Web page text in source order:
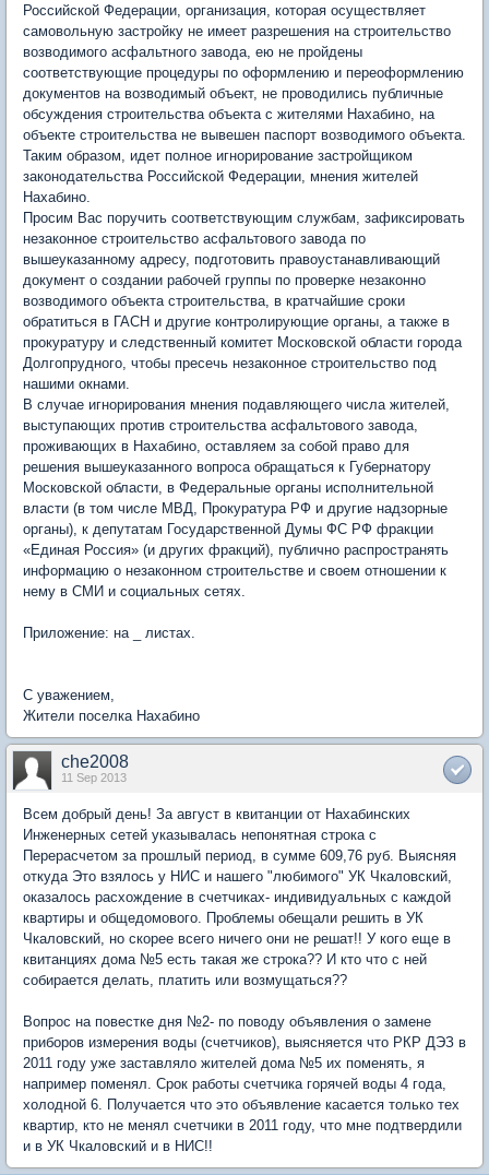
Российской Федерации, организация, которая осуществляет
самовольную застройку не имеет разрешения на строительство
возводимого асфальтного завода, ею не пройдены
соответствующие процедуры по оформлению и переоформлению
документов на возводимый объект, не проводились публичные
обсуждения строительства объекта с жителями Нахабино, на
объекте строительства не вывешен паспорт возводимого объекта.
Таким образом, идет полное игнорирование застройщиком
законодательства Российской Федерации, мнения жителей
Нахабино.
Просим Вас поручить соответствующим службам, зафиксировать
незаконное строительство асфальтового завода по
вышеуказанному адресу, подготовить правоустанавливающий
документ о создании рабочей группы по проверке незаконно
возводимого объекта строительства, в кратчайшие сроки
обратиться в ГАСН и другие контролирующие органы, а также в
прокуратуру и следственный комитет Московской области города
Долгопрудного, чтобы пресечь незаконное строительство под
нашими окнами.
В случае игнорирования мнения подавляющего числа жителей,
выступающих против строительства асфальтового завода,
проживающих в Нахабино, оставляем за собой право для
решения вышеуказанного вопроса обращаться к Губернатору
Московской области, в Федеральные органы исполнительной
власти (в том числе МВД, Прокуратура РФ и другие надзорные
органы), к депутатам Государственной Думы ФС РФ фракции
«Единая Россия» (и других фракций), публично распространять
информацию о незаконном строительстве и своем отношении к
нему в СМИ и социальных сетях.
Приложение: на _ листах.
С уважением,
Жители поселка Нахабино
che2008
11 Sep 2013
Всем добрый день! За август в квитанции от Нахабинских
Инженерных сетей указывалась непонятная строка с
Перерасчетом за прошлый период, в сумме 609,76 руб. Выясняя
откуда Это взялось у НИС и нашего "любимого" УК Чкаловский,
оказалось расхождение в счетчиках- индивидуальных с каждой
квартиры и общедомового. Проблемы обещали решить в УК
Чкаловский, но скорее всего ничего они не решат!! У кого еще в
квитанциях дома №5 есть такая же строка?? И кто что с ней
собирается делать, платить или возмущаться??
Вопрос на повестке дня №2- по поводу объявления о замене
приборов измерения воды (счетчиков), выясняется что РКР ДЭЗ в
2011 году уже заставляло жителей дома №5 их поменять, я
например поменял. Срок работы счетчика горячей воды 4 года,
холодной 6. Получается что это объявление касается только тех
квартир, кто не менял счетчики в 2011 году, что мне подтвердили
и в УК Чкаловский и в НИС!!